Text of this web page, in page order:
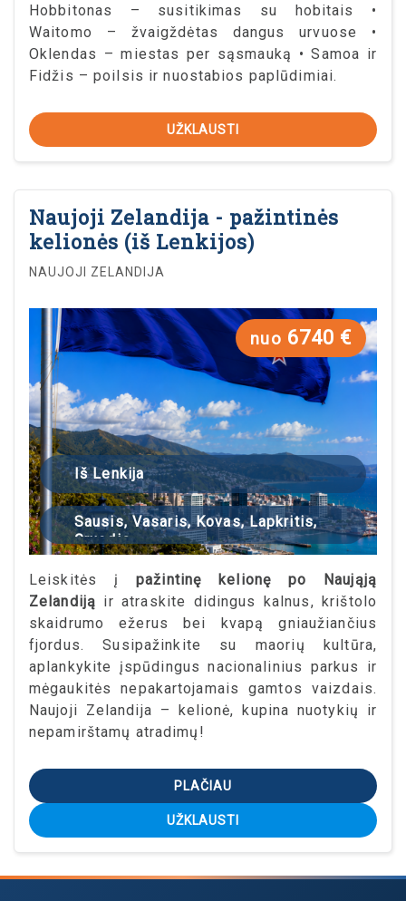
Hobbitonas – susitikimas su hobitais •
Waitomo – žvaigždėtas dangus urvuose •
Oklendas – miestas per sąsmauką • Samoa ir
Fidžis – poilsis ir nuostabios paplūdimiai.
UŽKLAUSTI
Naujoji Zelandija - pažintinės
kelionės (iš Lenkijos)
NAUJOJI ZELANDIJA
nuo 6740 €
Iš Lenkija
Sausis, Vasaris, Kovas, Lapkritis,
Gruodis
Leiskitės įpažintinę kelionę po Naująją
Zelandiją ir atraskite didingus kalnus, krištolo
skaidrumo ežerus bei kvapą gniaužiančius
fjordus. Susipažinkite su maorių kultūra,
aplankykite įspūdingus nacionalinius parkus ir
mėgaukitės nepakartojamais gamtos vaizdais.
Naujoji Zelandija – kelionė, kupina nuotykių ir
nepamirštamų atradimų!
PLAČIAU
UŽKLAUSTI